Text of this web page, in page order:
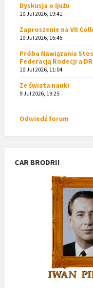
Dyskusja o Ijużu
10 Jul 2026, 19:41
Zaproszenie na VII
10 Jul 2026, 16:46
Próba Nawiązania
Federacją Rodecji a
10 Jul 2026, 11:04
Ze świata nauki
9 Jul 2026, 19:25
Odwiedź forum
CAR BRODRII